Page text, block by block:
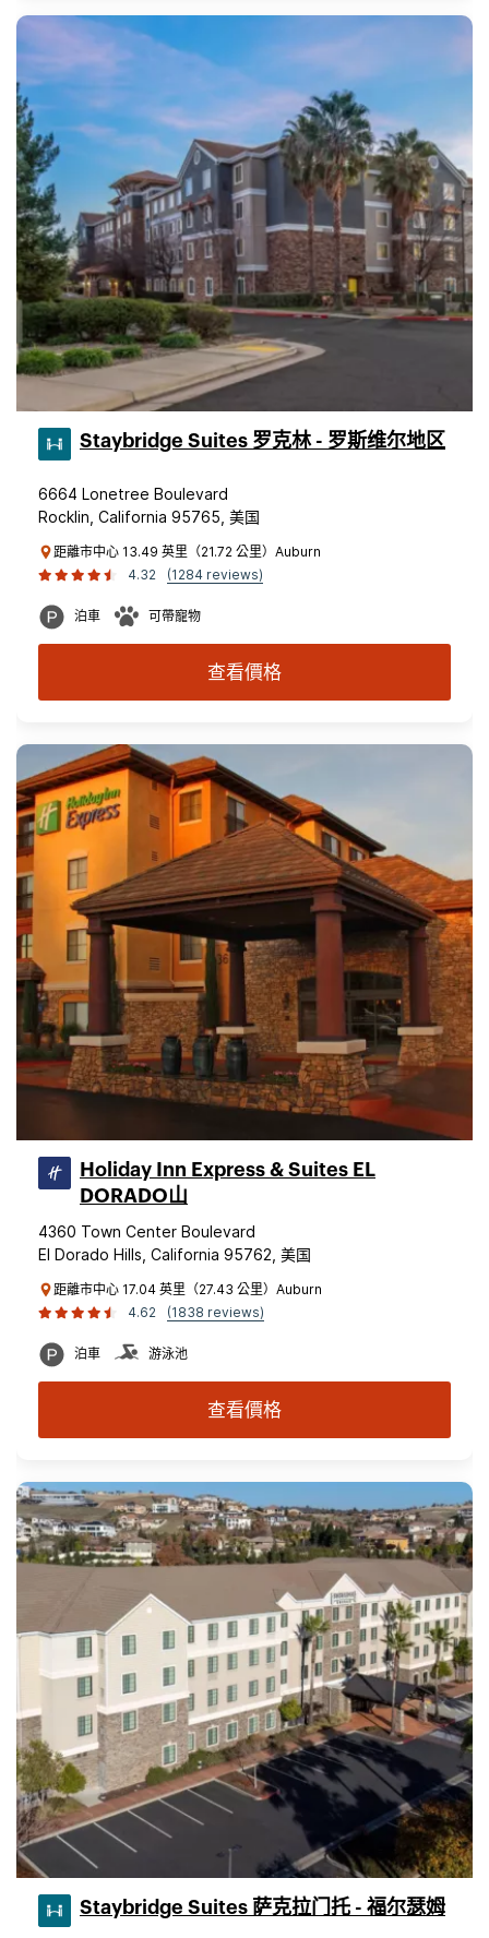
Staybridge Suites 罗克林 - 罗斯维尔地区
6664 Lonetree Boulevard
Rocklin, California 95765, 美国
距離市中心 13.49 英里（21.72 公里）Auburn
4.32
(1284 reviews)
泊車 可帶寵物
查看價格
Holiday Inn Express & Suites EL
DORADO山
4360 Town Center Boulevard
El Dorado Hills, California 95762, 美国
距離市中心 17.04 英里（27.43 公里）Auburn
4.62
(1838 reviews)
泊車 游泳池
查看價格
Staybridge Suites 萨克拉门托 - 福尔瑟姆